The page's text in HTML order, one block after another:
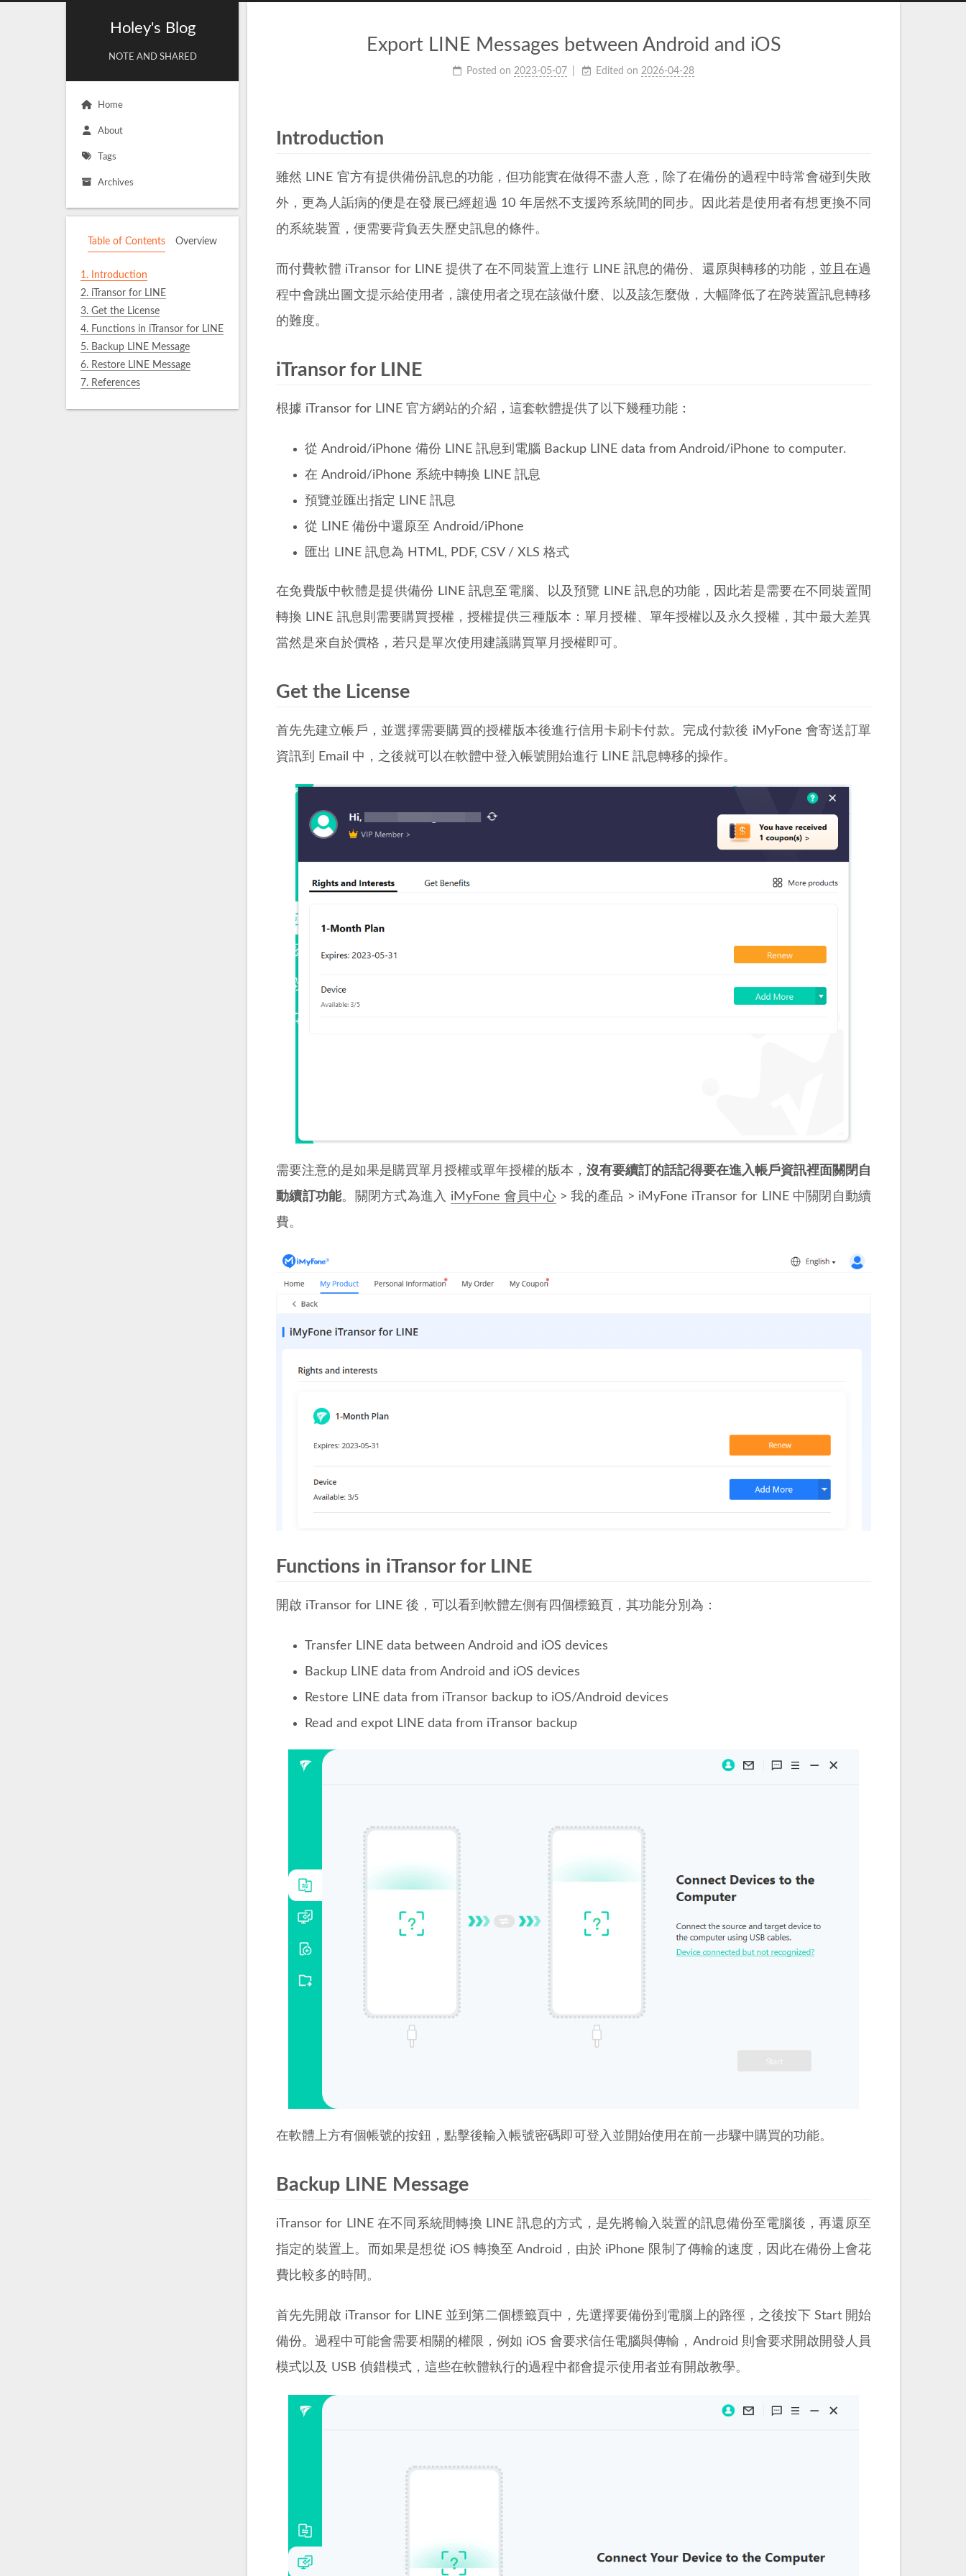
Holey's Blog
NOTE AND SHARED
Home
About
Tags
Archives
Table of Contents Overview
1.
Introduction
2. iTransor for LINE
3. Get the License
4. Functions in iTransor for LINE
5. Backup LINE Message
6. Restore LINE Message
7. References
Export LINE Messages between Android and iOS
Posted on 2023-05-07 Edited on 2026-04-28
Introduction
雖然 LINE 官方有提供備份訊息的功能，但功能實在做得不盡人意，除了在備份的過程中時常會碰到失敗
外，更為人詬病的便是在發展已經超過 10 年居然不支援跨系統間的同步。因此若是使用者有想更換不同
的系統裝置，便需要背負丟失歷史訊息的條件。
而付費軟體 iTransor for LINE 提供了在不同裝置上進行 LINE 訊息的備份、還原與轉移的功能，並且在過
程中會跳出圖文提示給使用者，讓使用者之現在該做什麼、以及該怎麼做，大幅降低了在跨裝置訊息轉移
的難度。
iTransor for LINE
根據 iTransor for LINE 官方網站的介紹，這套軟體提供了以下幾種功能：
從 Android/iPhone 備份 LINE 訊息到電腦 Backup LINE data from Android/iPhone to computer.
在 Android/iPhone 系統中轉換 LINE 訊息
預覽並匯出指定 LINE 訊息
從 LINE 備份中還原至 Android/iPhone
匯出 LINE 訊息為 HTML, PDF, CSV / XLS 格式
在免費版中軟體是提供備份 LINE 訊息至電腦、以及預覽 LINE 訊息的功能，因此若是需要在不同裝置間
轉換 LINE 訊息則需要購買授權，授權提供三種版本：單月授權、單年授權以及永久授權，其中最大差異
當然是來自於價格，若只是單次使用建議購買單月授權即可。
Get the License
首先先建立帳戶，並選擇需要購買的授權版本後進行信用卡刷卡付款。完成付款後 iMyFone 會寄送訂單
資訊到 Email 中，之後就可以在軟體中登入帳號開始進行 LINE 訊息轉移的操作。
需要注意的是如果是購買單月授權或單年授權的版本， 沒有要續訂的話記得要在進入帳戶資訊裡面關閉自
動續訂功能。關閉方式為進入 iMyFone 會員中心> 我的產品 > iMyFone iTransor for LINE 中關閉自動續
費。
Functions in iTransor for LINE
開啟 iTransor for LINE 後，可以看到軟體左側有四個標籤頁，其功能分別為：
Transfer LINE data between Android and iOS devices
Backup LINE data from Android and iOS devices
Restore LINE data from iTransor backup to iOS/Android devices
Read and expot LINE data from iTransor backup
在軟體上方有個帳號的按鈕，點擊後輸入帳號密碼即可登入並開始使用在前一步驟中購買的功能。
Backup LINE Message
iTransor for LINE 在不同系統間轉換 LINE 訊息的方式，是先將輸入裝置的訊息備份至電腦後，再還原至
指定的裝置上。而如果是想從 iOS 轉換至 Android，由於 iPhone 限制了傳輸的速度，因此在備份上會花
費比較多的時間。
首先先開啟 iTransor for LINE 並到第二個標籤頁中，先選擇要備份到電腦上的路徑，之後按下 Start 開始
備份。過程中可能會需要相關的權限，例如 iOS 會要求信任電腦與傳輸，Android 則會要求開啟開發人員
模式以及 USB 偵錯模式，這些在軟體執行的過程中都會提示使用者並有開啟教學。